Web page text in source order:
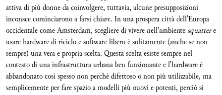
attiva di più donne da coinvolgere, tuttavia, alcune presupposizioni
inconsce cominciarono a farsi chiare. In una prospera città dell’Europa
occidentale come Amsterdam, scegliere di vivere nell’ambientesquattere
usare hardware di riciclo e software libero è solitamente (anche se non
sempre) una vera e propria scelta. Questa scelta esiste sempre nel
contesto di una infrastruttura urbana ben funzionante e l’hardware è
abbandonato così spesso non perché difettoso o non più utilizzabile, ma
semplicemente per fare spazio a modelli più nuovi e potenti, perciò si